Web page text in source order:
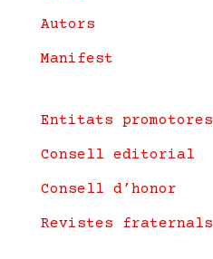
Autors
Manifest
Entitats promotores
Consell editorial
Consell d’honor
Revistes fraternals